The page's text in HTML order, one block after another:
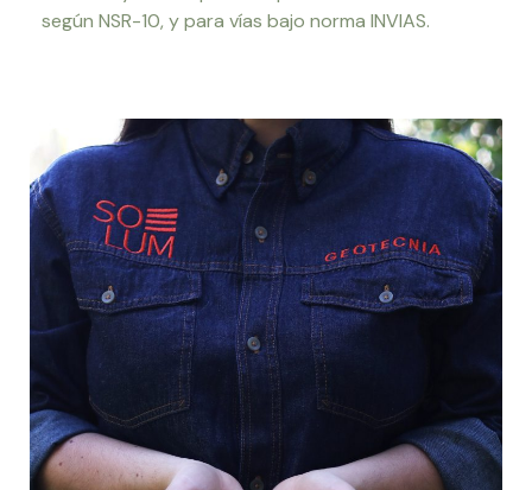
según NSR-10, y para vías bajo norma INVIAS.